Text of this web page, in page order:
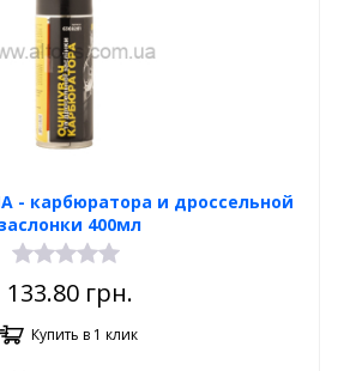
- карбюратора и дроссельной
400мл
133.80грн.
Купить в 1 клик